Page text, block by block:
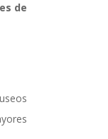
de